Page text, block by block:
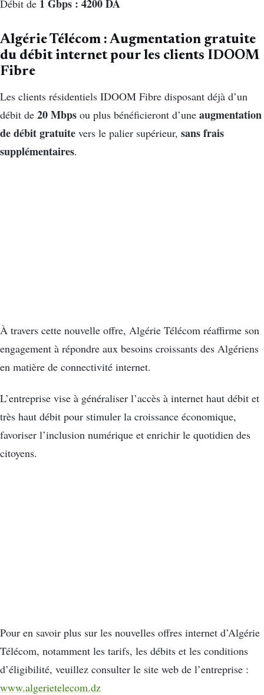
Débit de 1 Gbps : 4200 DA
Algérie Télécom : Augmentation gratuite
du débit internet pour les clients IDOOM
Fibre
Les clients résidentiels IDOOM Fibre disposant déjà d’un
débit de 20 Mbps ou plus bénéficieront d’une augmentation
de débit gratuite vers le palier supérieur, sans frais
supplémentaires.
À travers cette nouvelle offre, Algérie Télécom réaffirme son
engagement à répondre aux besoins croissants des Algériens
en matière de connectivité internet.
L’entreprise vise à généraliser l’accès à internet haut débit et
très haut débit pour stimuler la croissance économique,
favoriser l’inclusion numérique et enrichir le quotidien des
citoyens.
Pour en savoir plus sur les nouvelles offres internet d’Algérie
Télécom, notamment les tarifs, les débits et les conditions
d’éligibilité, veuillez consulter le site web de l’entreprise :
www.algerietelecom.dz